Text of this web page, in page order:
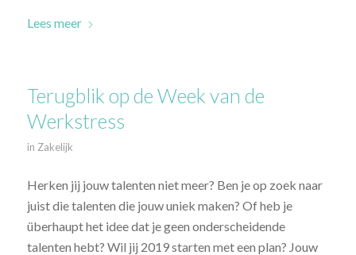
Lees meer
Terugblik op de Week van de
Werkstress
in Zakelijk
Herken jij jouw talenten niet meer? Ben je op zoek naar
juist die talenten die jouw uniek maken? Of heb je
überhaupt het idee dat je geen onderscheidende
talenten hebt? Wil jij 2019 starten met een plan? Jouw